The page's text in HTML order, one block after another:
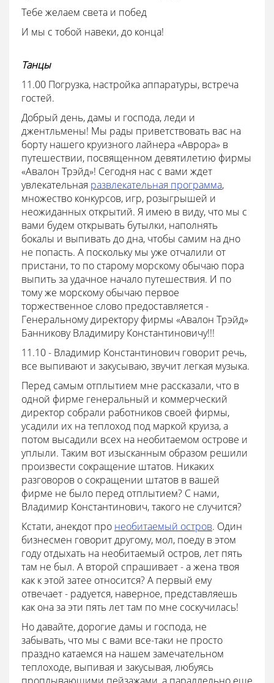
Тебе желаем света и побед
И мы с тобой навеки, до конца!
Танцы
11.00 Погрузка, настройка аппаратуры, встреча
гостей.
Добрый день, дамы и господа, леди и
джентльмены! Мы рады приветствовать вас на
борту нашего круизного лайнера «Аврора» в
путешествии, посвященном девятилетию фирмы
«Авалон Трэйд»! Сегодня нас с вами ждет
увлекательная развлекательная программа,
множество конкурсов, игр, розыгрышей и
неожиданных открытий. Я имею в виду, что мы с
вами будем открывать бутылки, наполнять
бокалы и выпивать до дна, чтобы самим на дно
не попасть. А поскольку мы уже отчалили от
пристани, то по старому морскому обычаю пора
выпить за удачное начало путешествия. И по
тому же морскому обычаю первое
торжественное слово предоставляется -
Генеральному директору фирмы «Авалон Трэйд»
Банникову Владимиру Константиновичу!!!
11.10 - Владимир Константинович говорит речь,
все выпивают и закусываю, звучит легкая музыка.
Перед самым отплытием мне рассказали, что в
одной фирме генеральный и коммерческий
директор собрали работников своей фирмы,
усадили их на теплоход под маркой круиза, а
потом высадили всех на необитаемом острове и
уплыли. Таким вот изысканным образом решили
произвести сокращение штатов. Никаких
разговоров о сокращении штатов в вашей
фирме не было перед отплытием? С нами,
Владимир Константинович, такого не случится?
Кстати, анекдот про необитаемый остров. Один
бизнесмен говорит другому, мол, поеду в этом
году отдыхать на необитаемый остров, лет пять
там не был. А второй спрашивает - а жена твоя
как к этой затее относится? А первый ему
отвечает - радуется, наверное, представляешь
как она за эти пять лет там по мне соскучилась!
Но давайте, дорогие дамы и господа, не
забывать, что мы с вами все-таки не просто
праздно катаемся на нашем замечательном
теплоходе, выпивая и закусывая, любуясь